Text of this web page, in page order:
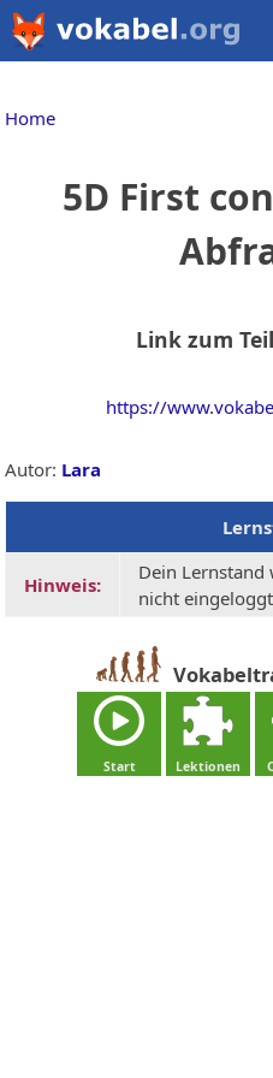
Home
5D First
Link zum
https://
Autor: Lara
Hinweis:
Dein Lernstand
nicht
Start Lektionen